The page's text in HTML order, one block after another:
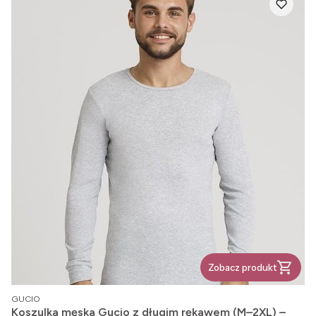
Zobacz produkt
PRODUCENT
GUCIO
Koszulka męska Gucio z długim rękawem (M–2XL) –